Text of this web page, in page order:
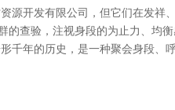
源开发有限公司，但它们在发
查验，注视身段的为止力、均
千年的历史，是一种聚会身段